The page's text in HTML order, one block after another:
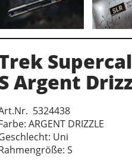
Argent
5324438
ARGENT DRIZZLE
Uni
S